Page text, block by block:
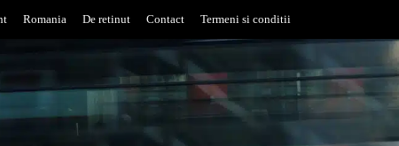
Romania De retinut Contact Termeni si conditii